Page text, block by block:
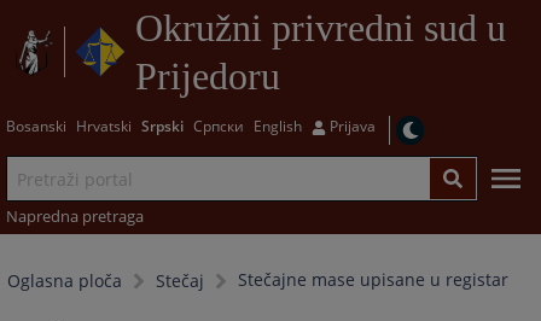
Okružni privredni sud u
Prijedoru
Bosanski Hrvatski Srpski Српски English Prijava
Napredna pretraga
Oglasna ploča Stečaj Stečajne mase upisane u registar